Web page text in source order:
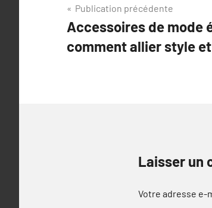
Navigation
de
l’article
Publication précédente
Accessoires de mode
comment allier style
Laisser un
Votre adresse e-